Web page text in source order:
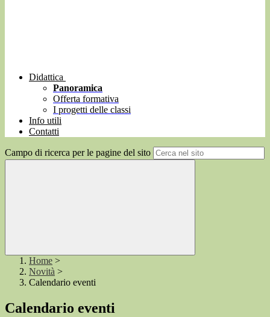
Didattica
Panoramica
Offerta formativa
I progetti delle classi
Info utili
Contatti
Campo di ricerca per le pagine del sito
Home >
Novità >
Calendario eventi
Calendario eventi